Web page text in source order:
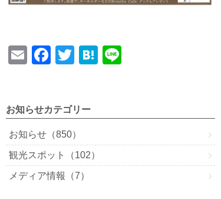
E
F
e
b
o
o
k
T
er
H
お知らせカテゴリー
お知らせ（850）
観光スポット（102）
メディア情報（7）